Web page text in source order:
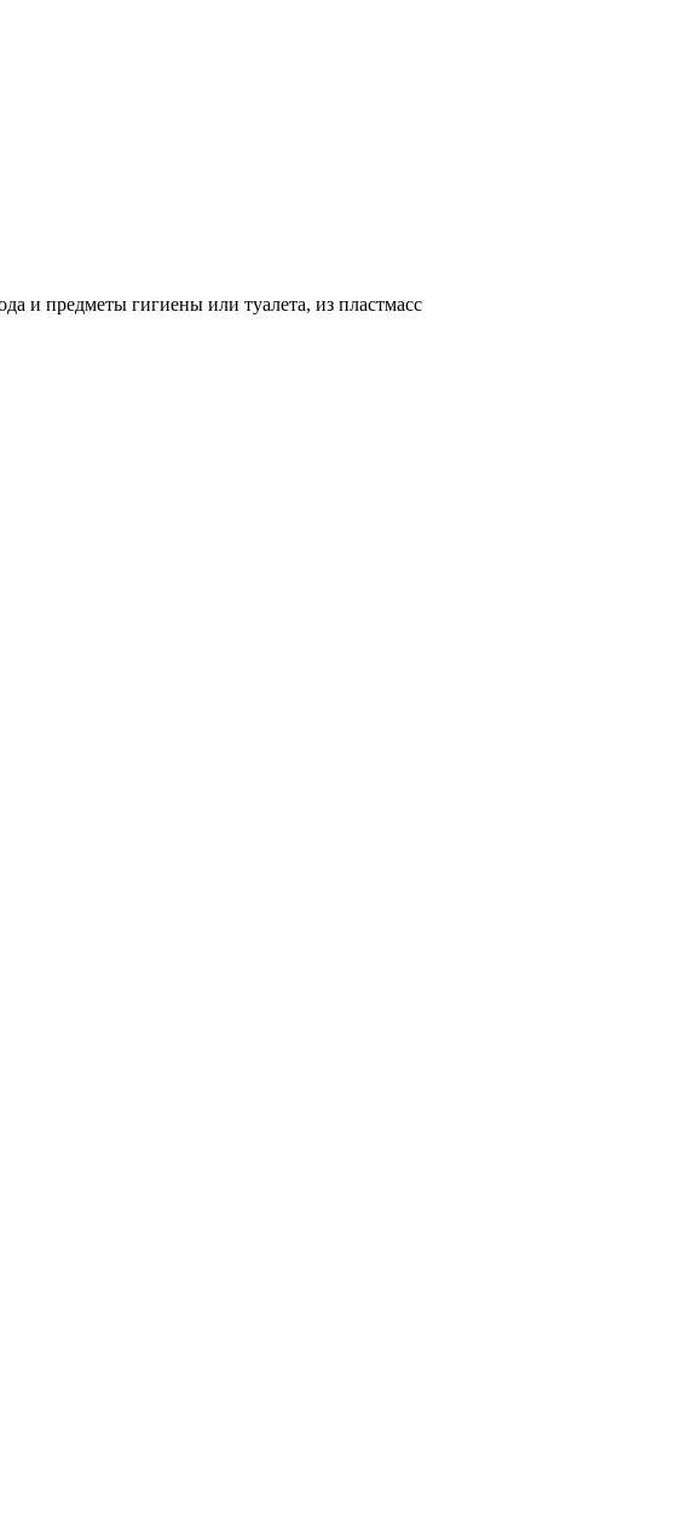
и предметы гигиены или туалета, из пластмасс